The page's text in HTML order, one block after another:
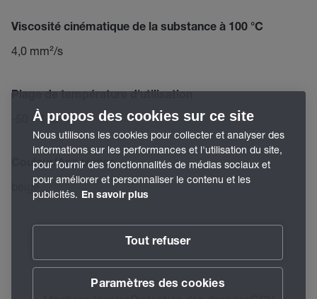
Viscosité cinématique de la substance à 100 °C
4,0 mm²/s
Plage de température d'utilisation
-50 – 140 °C
Couleur/Apparence
beige
À propos des cookies sur ce site
Nous utilisons les cookies pour collecter et analyser des
informations sur les performances et l'utilisation du site,
pour fournir des fonctionnalités de médias sociaux et
pour améliorer et personnaliser le contenu et les
publicités. En savoir plus
Tout refuser
Paramètres des cookies